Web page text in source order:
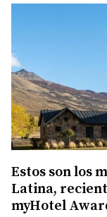
Estos son los
Latina,
myHotel